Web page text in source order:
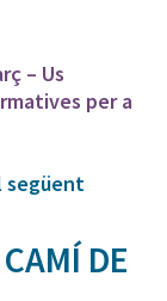
– Us
per a
següent
DE